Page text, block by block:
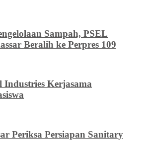
Sampah, PSEL
Beralih ke Perpres 109
Industries Kerjasama
Periksa Persiapan Sanitary